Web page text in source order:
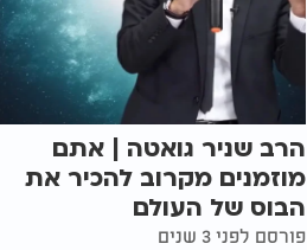
הרב שניר גואטה | אתם
מוזמנים מקרוב להכיר את
הבוס של העולם
פורסם לפני 3 שנים